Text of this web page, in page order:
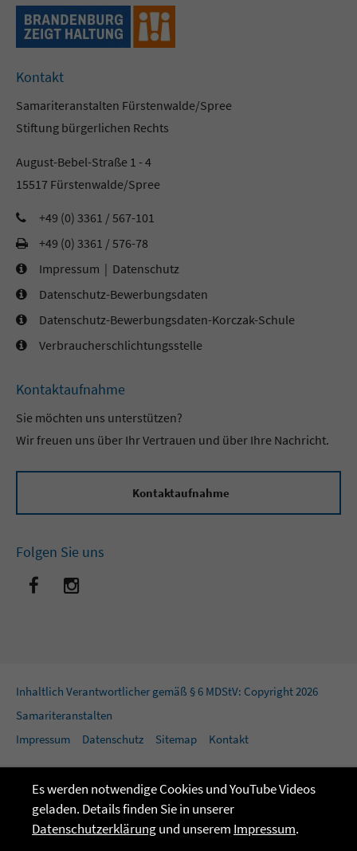
Kontakt
Samariteranstalten Fürstenwalde/Spree
Stiftung bürgerlichen Rechts
August-Bebel-Straße 1 - 4
15517 Fürstenwalde/Spree
+49 (0) 3361 / 567-101
+49 (0) 3361 / 576-78
Impressum | Datenschutz
Datenschutz-Bewerbungsdaten
Datenschutz-Bewerbungsdaten-Korczak-Schule
Verbraucherschlichtungsstelle
Kontaktaufnahme
Sie möchten uns unterstützen?
Wir freuen uns über Ihr Vertrauen und über Ihre Nachricht.
Kontaktaufnahme
Folgen Sie uns
Inhaltlich Verantwortlicher gemäß § 6 MDStV: Copyright 2026
Samariteranstalten
Impressum
Datenschutz Sitemap Kontakt
Es werden notwendige Cookies und YouTube Videos
geladen. Details finden Sie in unserer
Datenschutzerklärungund unserem Impressum.